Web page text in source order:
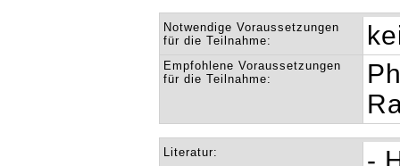
Notwendige Voraussetzungen
für die Teilnahme:
Empfohlene Voraussetzungen
für die Teilnahme:
Literatur: